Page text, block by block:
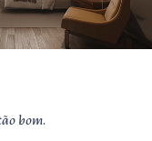
bom.